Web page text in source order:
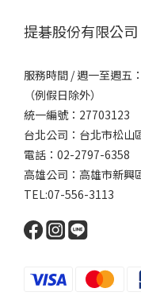
提碁股份有限公司
服務時間 / 週一至週五
（例假日除外）
統一編號：27703123
台北公司：台北市松山
電話：02-2797-6358
高雄公司：高雄市新興
TEL:07-556-3113